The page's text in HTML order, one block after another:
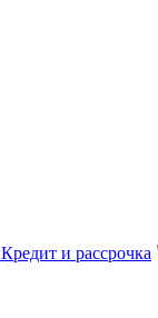
Кредит и рассрочка